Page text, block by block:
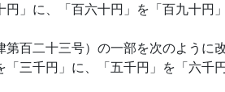
」に、「百六十円」を「百九十円」
百二十三号）の一部を次のように改
三千円」に、「五千円」を「六千